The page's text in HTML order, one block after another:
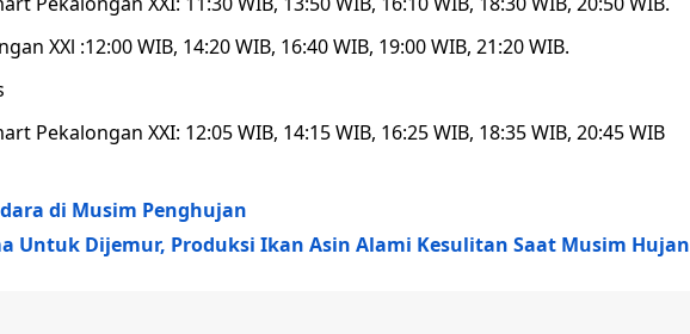
XXl :12:00 WIB, 14:20 WIB, 16:40 WIB, 19:00 WIB, 21:20 WIB.
Pekalongan XXI: 12:05 WIB, 14:15 WIB, 16:25 WIB, 18:35 WIB, 20:45 WIB
di Musim Penghujan
Untuk Dijemur, Produksi Ikan Asin Alami Kesulitan Saat Musim Hujan